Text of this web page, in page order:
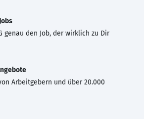
genau den Job, der wirklich zu Dir
Arbeitgebern und über 20.000